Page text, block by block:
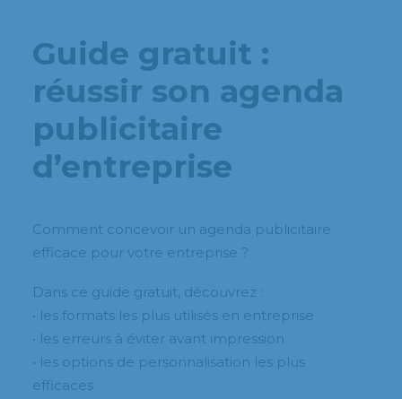
Guide gratuit :
réussir son agenda
publicitaire
d’entreprise
Comment concevoir un agenda publicitaire
efficace pour votre entreprise ?
Dans ce guide gratuit, découvrez :
• les formats les plus utilisés en entreprise
• les erreurs à éviter avant impression
• les options de personnalisation les plus
efficaces